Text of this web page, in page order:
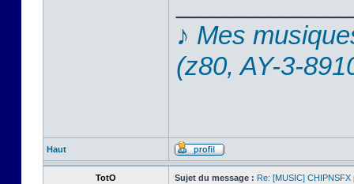
♪ Mes
(z80, AY-3-
Haut
TotO Sujet du message : Re: [MUSIC]